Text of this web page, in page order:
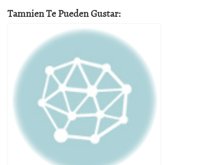
Tamnien Te Pueden Gustar: